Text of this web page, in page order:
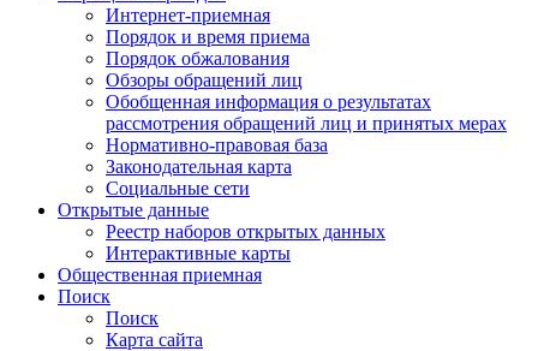
Интернет-приемная
Порядок и время приема
Порядок обжалования
Обзоры обращений лиц
Обобщенная информация о результатах
рассмотрения обращений лиц и принятых мерах
Нормативно-правовая база
Законодательная карта
Социальные сети
Открытые данные
Реестр наборов открытых данных
Интерактивные карты
Общественная приемная
Поиск
Поиск
Карта сайта